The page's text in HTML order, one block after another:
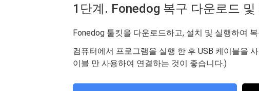
1단계. Fonedog 복구 다운로드 및
Fonedog 툴킷을 다운로드하고, 설치 및 실행하여
컴퓨터에서 프로그램을 실행 한 후 USB 케이블을
이블 만 사용하여 연결하는 것이 좋습니다.)